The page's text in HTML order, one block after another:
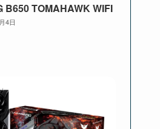
B650 TOMAHAWK WIFI
4日